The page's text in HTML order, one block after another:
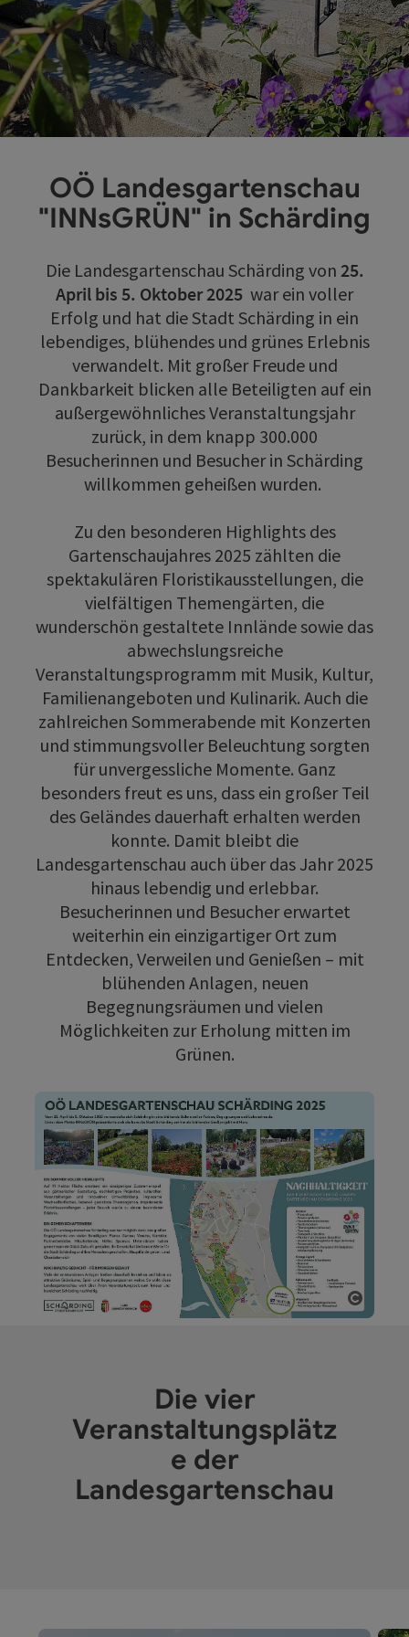
OÖ Landesgartenschau
"INNsGRÜN" in Schärding
Die Landesgartenschau Schärding von 25.
April bis 5. Oktober 2025 war ein voller
Erfolg und hat die Stadt Schärding in ein
lebendiges, blühendes und grünes Erlebnis
verwandelt. Mit großer Freude und
Dankbarkeit blicken alle Beteiligten auf ein
außergewöhnliches Veranstaltungsjahr
zurück, in dem knapp 300.000
Besucherinnen und Besucher in Schärding
willkommen geheißen wurden.
Zu den besonderen Highlights des
Gartenschaujahres 2025 zählten die
spektakulären Floristikausstellungen, die
vielfältigen Themengärten, die
wunderschön gestaltete Innlände sowie das
abwechslungsreiche
Veranstaltungsprogramm mit Musik, Kultur,
Familienangeboten und Kulinarik. Auch die
zahlreichen Sommerabende mit Konzerten
und stimmungsvoller Beleuchtung sorgten
für unvergessliche Momente. Ganz
besonders freut es uns, dass ein großer Teil
des Geländes dauerhaft erhalten werden
konnte. Damit bleibt die
Landesgartenschau auch über das Jahr 2025
hinaus lebendig und erlebbar.
Besucherinnen und Besucher erwartet
weiterhin ein einzigartiger Ort zum
Entdecken, Verweilen und Genießen – mit
blühenden Anlagen, neuen
Begegnungsräumen und vielen
Möglichkeiten zur Erholung mitten im
Grünen.
Die vier
Veranstaltungsplätz
e der
Landesgartenschau